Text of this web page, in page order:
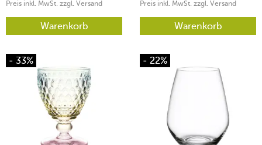
Preis inkl. MwSt. zzgl. Versand
Warenkorb
Preis inkl. MwSt. zzgl. Versand
Warenkorb
- 33% - 22%